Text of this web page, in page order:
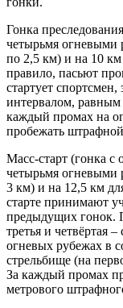
Гонка
четырьмя огневыми
по 2,5 км) и на 10
правило, пасьют
стартует
интервалом, равным
каждый промах на
пробежать
Масс-старт (гонка
четырьмя огневыми
3 км) и на 12,5 км
старте принимают
предыдущих гонок.
третья и четвёртая
огневых рубежах в
стрельбище (на
За каждый промах
метрового